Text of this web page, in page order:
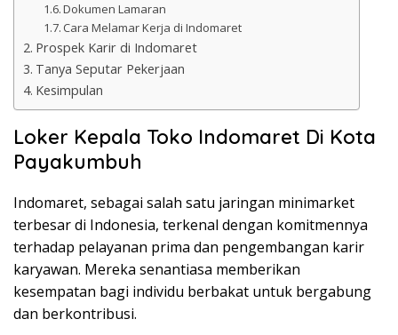
Dokumen Lamaran
Cara Melamar Kerja di Indomaret
Prospek Karir di Indomaret
Tanya Seputar Pekerjaan
Kesimpulan
Loker Kepala Toko Indomaret Di Kota
Payakumbuh
Indomaret, sebagai salah satu jaringan minimarket
terbesar di Indonesia, terkenal dengan komitmennya
terhadap pelayanan prima dan pengembangan karir
karyawan. Mereka senantiasa memberikan
kesempatan bagi individu berbakat untuk bergabung
dan berkontribusi.